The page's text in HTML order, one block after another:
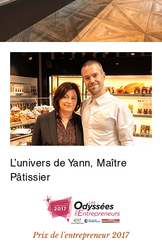
L’univers de Yann, Maître
Pâtissier
Prix de l'entrepreneur 2017